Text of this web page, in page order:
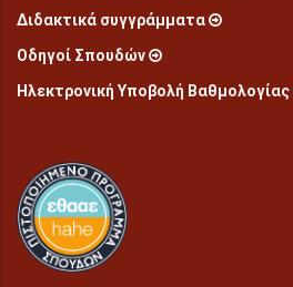
Διδακτικά συγγράμματα
Οδηγοί Σπουδών
Ηλεκτρονική Υποβολή Βαθμολογίας